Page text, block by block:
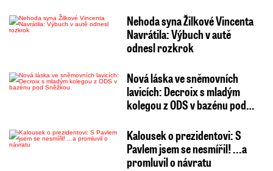
Nehoda syna Žilkové Vincenta
Navrátila: Výbuch v autě
odnesl rozkrok
Nová láska ve sněmovních
lavicích: Decroix s mladým
kolegou z ODS v bazénu pod…
Kalousek o prezidentovi: S
Pavlem jsem se nesmířil! ...a
promluvil o návratu